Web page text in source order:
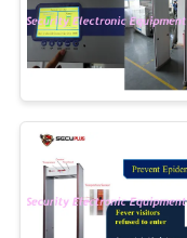
FORDERN
SIE EIN
ZITAT
SITEMAP